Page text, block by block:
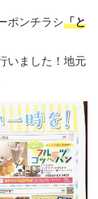
ポンチラシ「と
いました！地元